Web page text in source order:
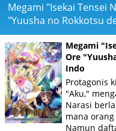
Megami "Isekai Tensei
"Yuusha no Rokkotsu
Megami
Ore
Indo
Protagonis
"Aku,"
Narasi
mana
Namun